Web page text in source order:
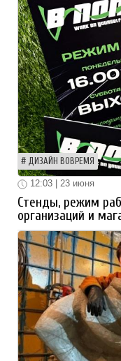
ДИЗАЙН ВОВРЕМЯ
12:03 | 23 июня
Стенды, режим
организаций и